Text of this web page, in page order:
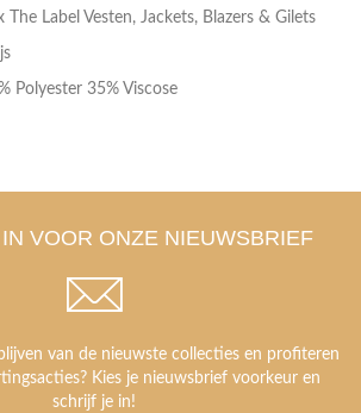
The Label Vesten, Jackets, Blazers & Gilets
Polyester 35% Viscose
VOOR ONZE NIEUWSBRIEF
van de nieuwste collecties en profiteren
Kies je nieuwsbrief voorkeur en
schrijf je in!